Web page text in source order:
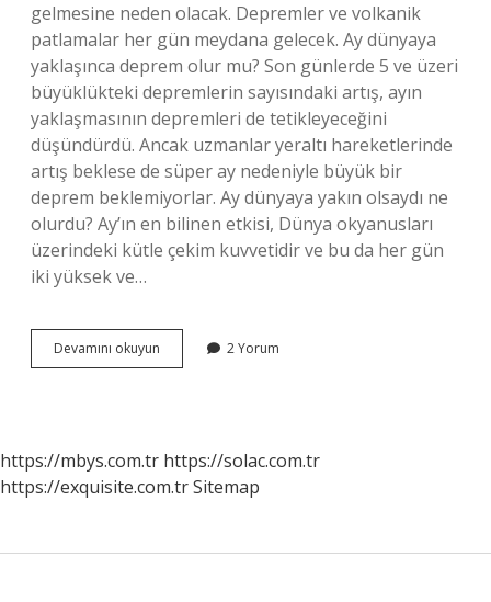
gelmesine neden olacak. Depremler ve volkanik
patlamalar her gün meydana gelecek. Ay dünyaya
yaklaşınca deprem olur mu? Son günlerde 5 ve üzeri
büyüklükteki depremlerin sayısındaki artış, ayın
yaklaşmasının depremleri de tetikleyeceğini
düşündürdü. Ancak uzmanlar yeraltı hareketlerinde
artış beklese de süper ay nedeniyle büyük bir
deprem beklemiyorlar. Ay dünyaya yakın olsaydı ne
olurdu? Ay’ın en bilinen etkisi, Dünya okyanusları
üzerindeki kütle çekim kuvvetidir ve bu da her gün
iki yüksek ve…
Devamını okuyun
Dünyaya
2 Yorum
https://mbys.com.tr https://solac.com.tr
https://exquisite.com.trSitemap